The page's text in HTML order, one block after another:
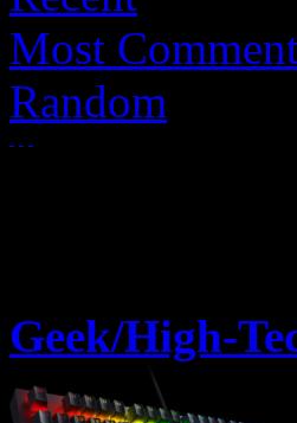
Most
Random
Geek/High-